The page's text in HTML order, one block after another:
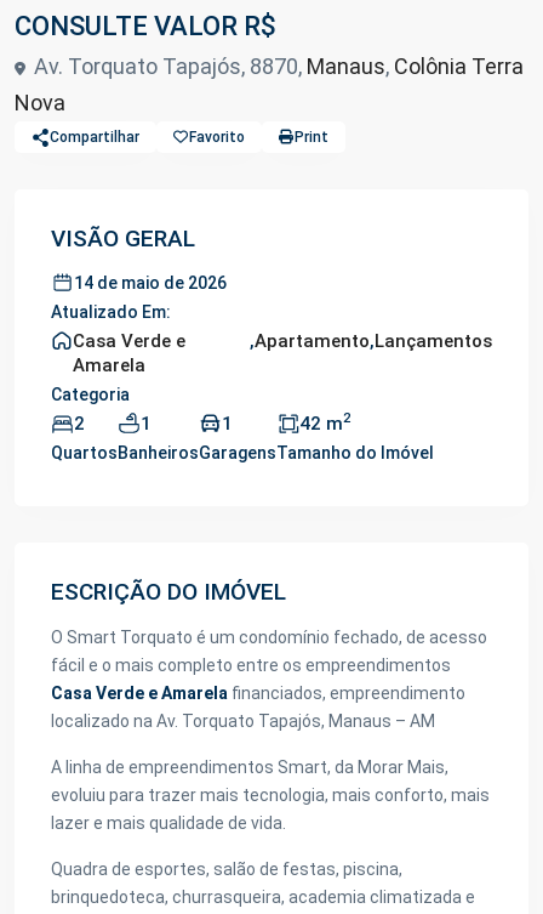
CONSULTE VALOR R$
Av. Torquato Tapajós, 8870, Manaus, Colônia Terra
Nova
Compartilhar Favorito Print
VISÃO GERAL
14 de maio de 2026
Atualizado Em:
Casa Verde e
Amarela
,Apartamento,Lançamentos
Categoria
2
Quartos
1
Banheiros
1
Garagens
42 m2
Tamanho do Imóvel
ESCRIÇÃO DO IMÓVEL
O Smart Torquato é um condomínio fechado, de acesso
fácil e o mais completo entre os empreendimentos
Casa Verde e Amarela financiados, empreendimento
localizado na Av. Torquato Tapajós, Manaus – AM
A linha de empreendimentos Smart, da Morar Mais,
evoluiu para trazer mais tecnologia, mais conforto, mais
lazer e mais qualidade de vida.
Quadra de esportes, salão de festas, piscina,
brinquedoteca, churrasqueira, academia climatizada e